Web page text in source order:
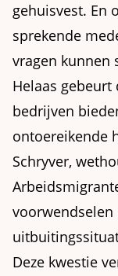
gehuisvest. En
sprekende
vragen kunnen
Helaas
bedrijven
ontoereikende
Schryver,
Deze kwestie